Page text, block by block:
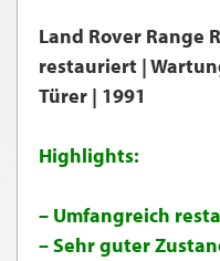
Land Rover Range
restauriert |
Türer | 1991
Highlights:
– Umfangreich
– Sehr guter